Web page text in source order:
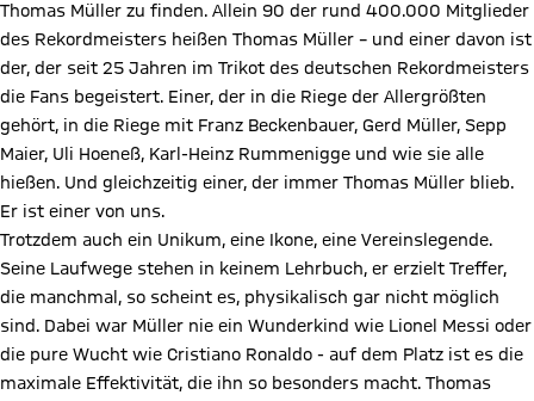
Thomas Müller zu finden. Allein 90 der rund 400.000 Mitglieder
des Rekordmeisters heißen Thomas Müller – und einer davon ist
der, der seit 25 Jahren im Trikot des deutschen Rekordmeisters
die Fans begeistert. Einer, der in die Riege der Allergrößten
gehört, in die Riege mit Franz Beckenbauer, Gerd Müller, Sepp
Maier, Uli Hoeneß, Karl-Heinz Rummenigge und wie sie alle
hießen. Und gleichzeitig einer, der immer Thomas Müller blieb.
Er ist einer von uns.
Trotzdem auch ein Unikum, eine Ikone, eine Vereinslegende.
Seine Laufwege stehen in keinem Lehrbuch, er erzielt Treffer,
die manchmal, so scheint es, physikalisch gar nicht möglich
sind. Dabei war Müller nie ein Wunderkind wie Lionel Messi oder
die pure Wucht wie Cristiano Ronaldo - auf dem Platz ist es die
maximale Effektivität, die ihn so besonders macht. Thomas